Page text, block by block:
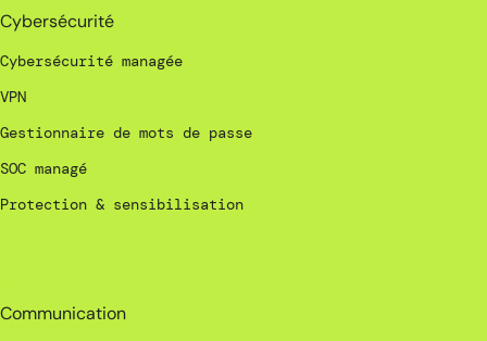
Cybersécurité
Cybersécurité managée
VPN
Gestionnaire de mots de passe
SOC managé
Protection & sensibilisation
Communication